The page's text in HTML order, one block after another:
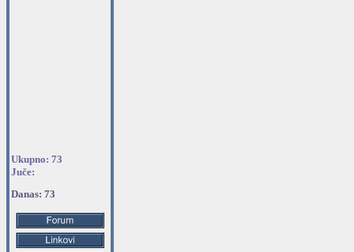
Ukupno: 73
Juče:
Danas: 73